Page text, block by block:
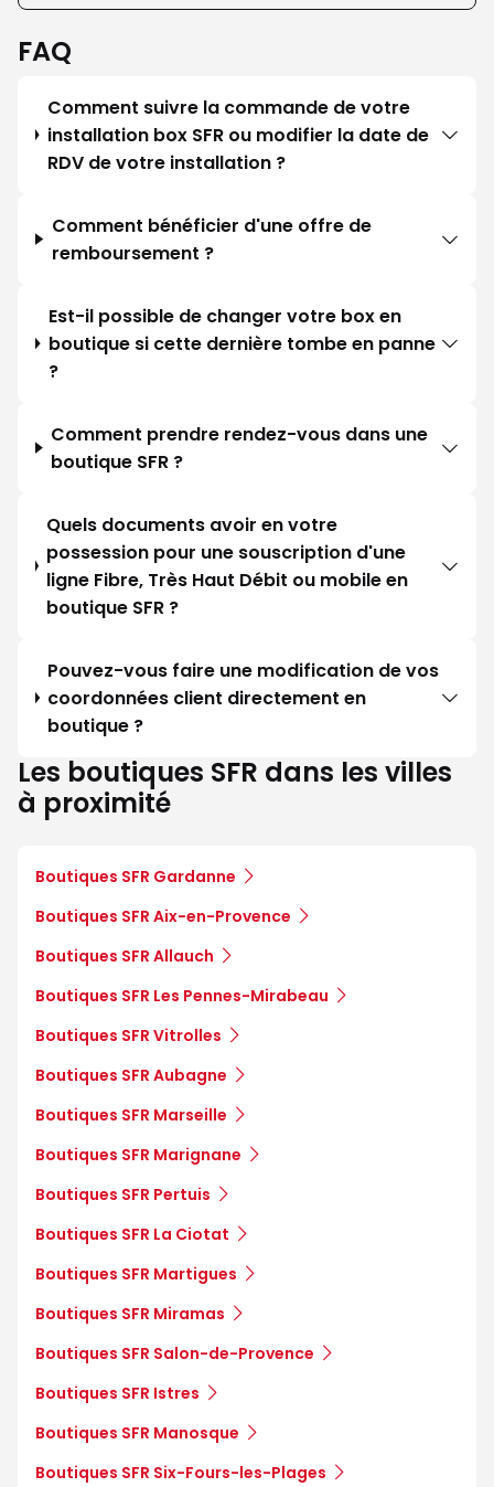
FAQ
Comment suivre la commande de votre
installation box SFR ou modifier la date de
RDV de votre installation ?
Comment bénéficier d'une offre de
remboursement ?
Est-il possible de changer votre box en
boutique si cette dernière tombe en panne
?
Comment prendre rendez-vous dans une
boutique SFR ?
Quels documents avoir en votre
possession pour une souscription d'une
ligne Fibre, Très Haut Débit ou mobile en
boutique SFR ?
Pouvez-vous faire une modification de vos
coordonnées client directement en
boutique ?
Les boutiques SFR dans les villes
à proximité
Boutiques SFR Gardanne
Boutiques SFR Aix-en-Provence
Boutiques SFR Allauch
Boutiques SFR Les Pennes-Mirabeau
Boutiques SFR Vitrolles
Boutiques SFR Aubagne
Boutiques SFR Marseille
Boutiques SFR Marignane
Boutiques SFR Pertuis
Boutiques SFR La Ciotat
Boutiques SFR Martigues
Boutiques SFR Miramas
Boutiques SFR Salon-de-Provence
Boutiques SFR Istres
Boutiques SFR Manosque
Boutiques SFR Six-Fours-les-Plages